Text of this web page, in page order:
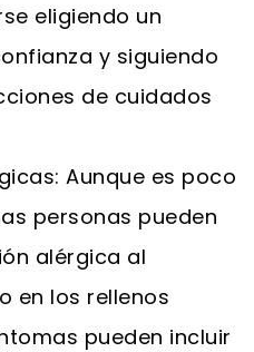
eligiendo un
y siguiendo
de cuidados
Aunque es poco
personas pueden
alérgica al
en los rellenos
pueden incluir